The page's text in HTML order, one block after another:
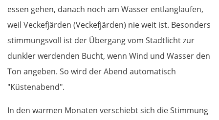
essen gehen, danach noch am Wasser entlanglaufen,
weil Veckefjärden (Veckefjärden) nie weit ist. Besonders
stimmungsvoll ist der Übergang vom Stadtlicht zur
dunkler werdenden Bucht, wenn Wind und Wasser den
Ton angeben. So wird der Abend automatisch
"Küstenabend".
In den warmen Monaten verschiebt sich die Stimmung
Saint-Lô
Rouen
Mantes la Jolie
Paris